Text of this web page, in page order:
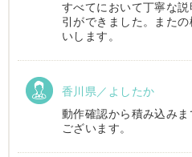
すべてにおいて丁寧な
引ができました。また
いします。
香川県／よしたか
動作確認から積み込み
ございます。